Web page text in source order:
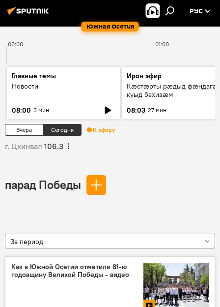
Южная Осетия
РУС
00:00 01:00
Главные темы
Новости
08:00 3 мин
Ирон эфир
Кæстæрты рæдыд
куыд бахизæм
08:03 27 мин
Вчера Сегодня К эфиру
г. Цхинвал 106.3
парад Победы
За период
Как в Южной Осетии отметили 81-ю
годовщину Великой Победы - видео